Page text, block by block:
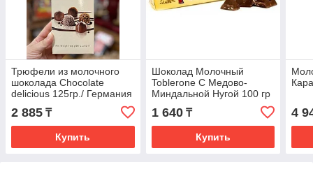
Трюфели из молочного
шоколада Chocolate
delicious 125гр./ Германия
2 885 ₸
Купить
Шоколад Молочный
Toblerone С Медово-
Миндальной Нугой 100 гр
Швейцария
1 640₸
Купить
4